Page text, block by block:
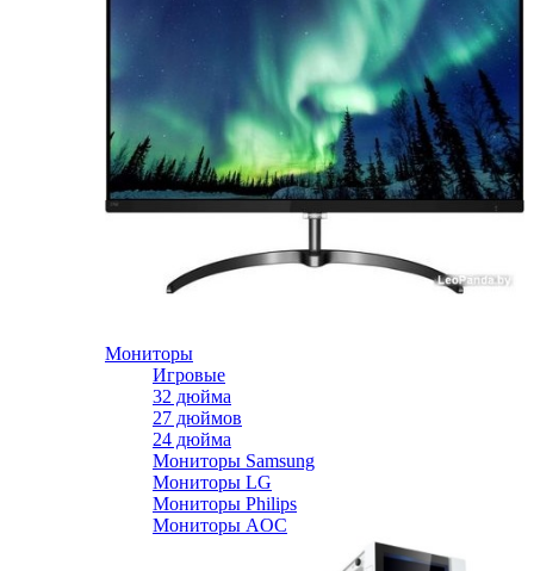
Мониторы
Игровые
32 дюйма
27 дюймов
24 дюйма
Мониторы Samsung
Мониторы LG
Мониторы Philips
Мониторы AOC